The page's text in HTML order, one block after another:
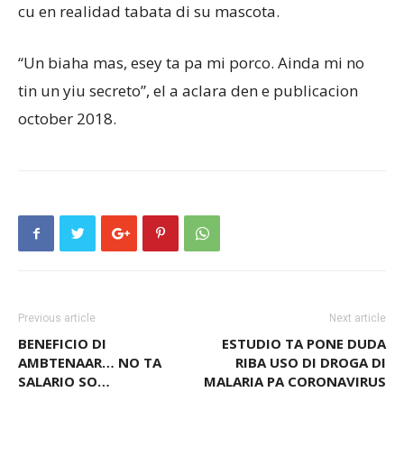
cu en realidad tabata di su mascota.
“Un biaha mas, esey ta pa mi porco. Ainda mi no
tin un yiu secreto”, el a aclara den e publicacion
october 2018.
Previous article
BENEFICIO DI
AMBTENAAR… NO TA
SALARIO SO…
Next article
ESTUDIO TA PONE DUDA
RIBA USO DI DROGA DI
MALARIA PA CORONAVIRUS